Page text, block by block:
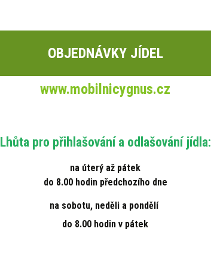
OBJEDNÁVKY JÍDEL
www.mobilnicygnus.cz
Lhůta pro přihlašování a odlašování jídla:
na úterý až pátek
do 8.00 hodin předchozího dne
na sobotu, neděli a pondělí
do 8.00 hodin v pátek